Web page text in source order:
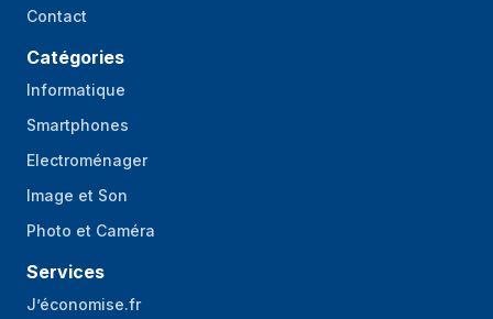
Alimentation
l'adaptateur
secteur
Poids et dimensions
Hauteur
Contact
Catégories
Informatique
Smartphones
Electroménager
Image et Son
Photo et Caméra
Services
J’économise.fr